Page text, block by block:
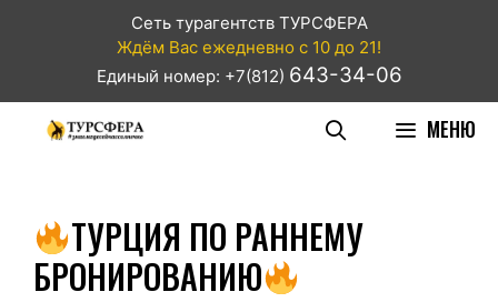
Сеть турагентств ТУРСФЕРА
Ждём Вас ежедневно с 10 до 21!
Единый номер: +7(812) 643-34-06
МЕНЮ
ТУРЦИЯ ПО РАННЕМУ
БРОНИРОВАНИЮ